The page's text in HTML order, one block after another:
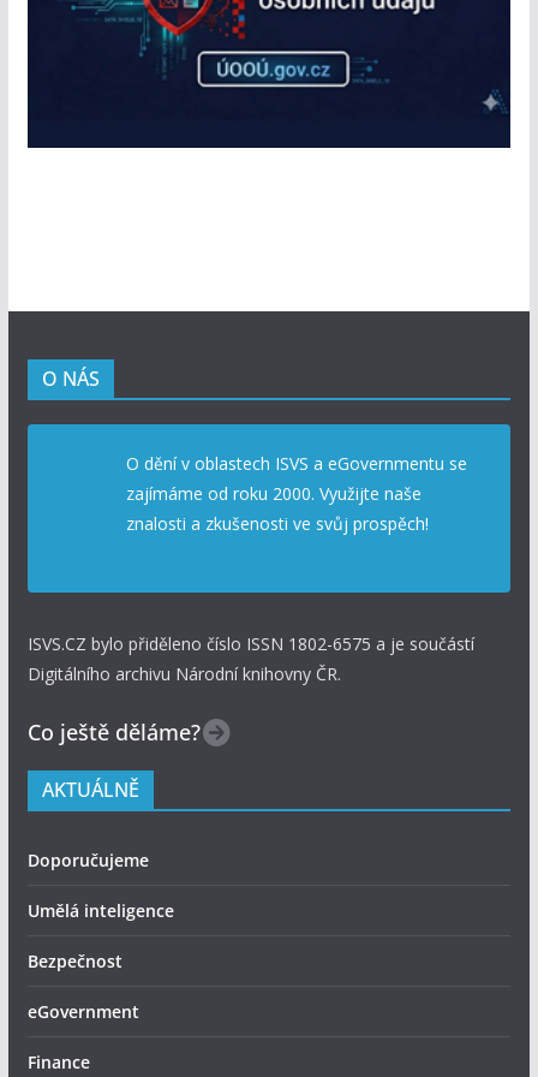
O NÁS
O dění v oblastech ISVS a eGovernmentu se
zajímáme od roku 2000. Využijte naše
znalosti a zkušenosti ve svůj prospěch!
ISVS.CZ bylo přiděleno číslo ISSN 1802-6575 a je součástí
Digitálního archivu Národní knihovny ČR.
Co ještě děláme?
AKTUÁLNĚ
Doporučujeme
Umělá inteligence
Bezpečnost
eGovernment
Finance